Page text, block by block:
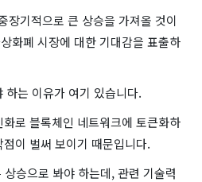
장기적으로 큰 상승을 가져올 것이
화폐 시장에 대한 기대감을 표출하
하는 이유가 여기 있습니다.
로 블록체인 네트워크에 토큰화하
이 벌써 보이기 때문입니다.
상승으로 봐야 하는데, 관련 기술력